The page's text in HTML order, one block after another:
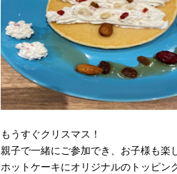
もうすぐクリスマス！
親子で一緒にご参加でき、お子様も楽
ホットケーキにオリジナルのトッピン